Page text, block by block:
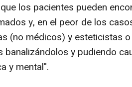
los pacientes pueden
y, en el peor de los
(no médicos) y esteticistas
y pudiendo
y mental".